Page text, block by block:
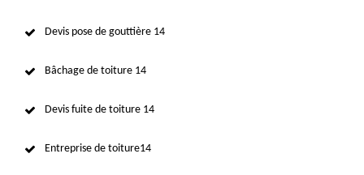
Devis pose de gouttière 14
Bâchage de toiture 14
Devis fuite de toiture 14
Entreprise de toiture14